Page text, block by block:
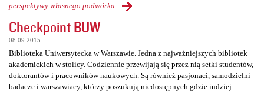
perspektywy własnego podwórka
Checkpoint BUW
08.09.2015
Biblioteka Uniwersytecka w Warszawie. Jedna z najważniejszych bibliotek
akademickich w stolicy. Codziennie przewijają się przez nią setki studentów,
doktorantów i pracowników naukowych. Są również pasjonaci, samodzielni
badacze i warszawiacy, którzy poszukują niedostępnych gdzie indziej